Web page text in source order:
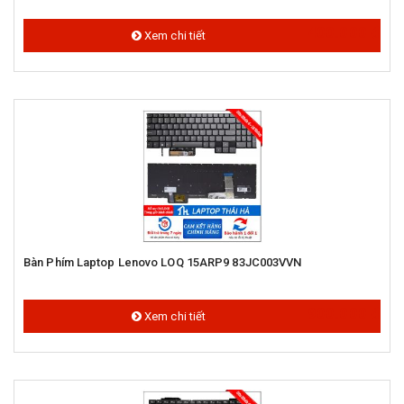
Xem chi tiết
Bàn Phím Laptop Lenovo LOQ 15ARP9 83JC003VVN
Xem chi tiết